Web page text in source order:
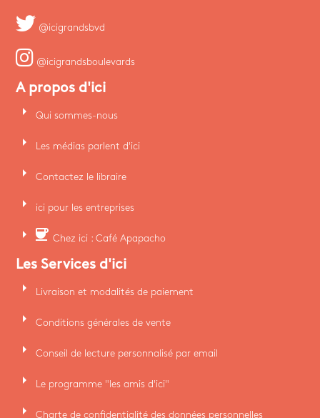
@icigrandsbvd
@icigrandsboulevards
A propos d'ici
arrow_right Qui sommes-nous
arrow_right Les médias parlent d'ici
arrow_right Contactez le libraire
arrow_right ici pour les entreprises
arrow_right coffee Chez ici : Café Apapacho
Les Services d'ici
arrow_right Livraison et modalités de paiement
arrow_right Conditions générales de vente
arrow_right Conseil de lecture personnalisé par email
arrow_right Le programme "les amis d'ici"
arrow_right Charte de confidentialité des données personnelles